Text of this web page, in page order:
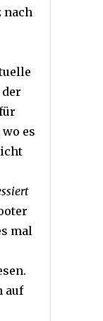
nach
es
mal
auf